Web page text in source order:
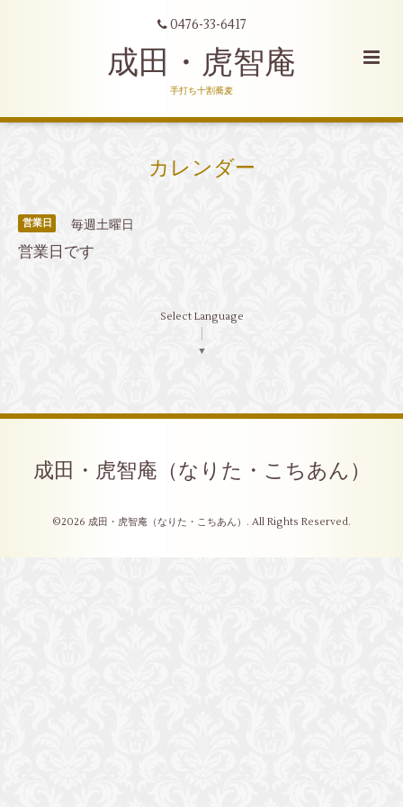
0476-33-6417
成田・虎智庵
手打ち十割蕎麦
カレンダー
営業日 毎週土曜日
営業日です
Select Language
▼
成田・虎智庵（なりた・こちあん）
©2026 成田・虎智庵（なりた・こちあん） . All Rights Reserved.